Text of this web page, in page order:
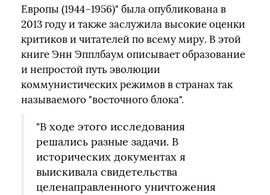
Европы (1944–1956)" была опубликована в
2013 году и также заслужила высокие оценки
критиков и читателей по всему миру. В этой
книге Энн Эпплбаум описывает образование
и непростой путь эволюции
коммунистических режимов в странах так
называемого "восточного блока".
"В ходе этого исследования
решались разные задачи. В
исторических документах я
выискивала свидетельства
целенаправленного уничтожения